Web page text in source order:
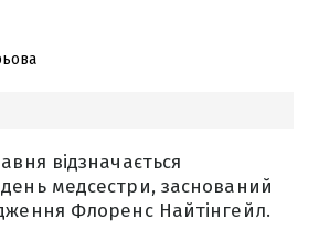
відзначається
медсестри, заснований
Флоренс Найтінгейл.